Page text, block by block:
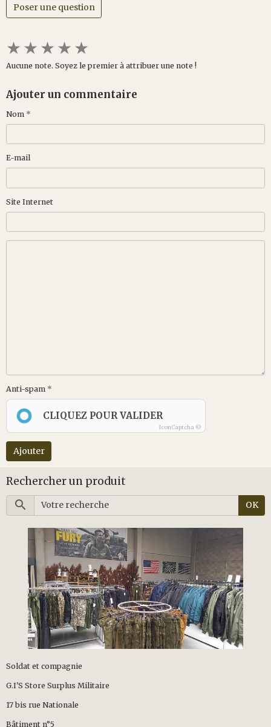
Poser une question
★★★★★
Aucune note. Soyez le premier à attribuer une note !
Ajouter un commentaire
Nom
E-mail
Site Internet
Anti-spam
CLIQUEZ POUR VALIDER
IconCaptcha ©
Ajouter
Rechercher un produit
OK
Soldat et compagnie
G.I'S Store Surplus Militaire
17 bis rue Nationale
Bâtiment n°5